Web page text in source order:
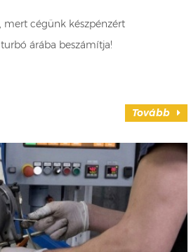
mert cégünk készpénzért
árába beszámítja!
Tovább